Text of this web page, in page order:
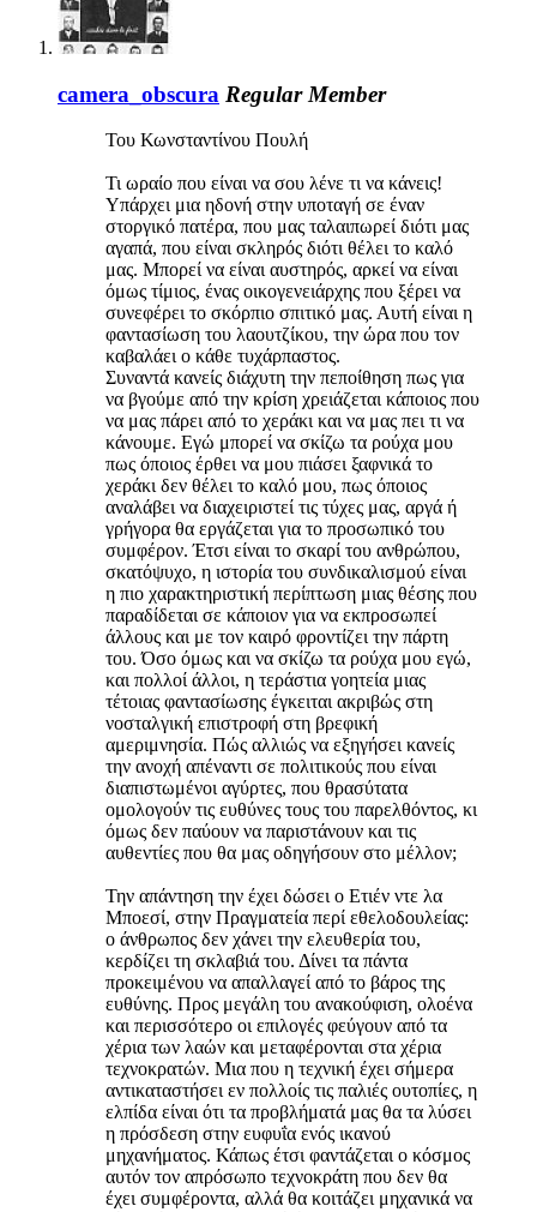
camera_obscura Regular Member
Του Κωνσταντίνου Πουλή
Τι ωραίο που είναι να σου λένε τι να κάνεις!
Υπάρχει μια ηδονή στην υποταγή σε έναν
στοργικό πατέρα, που μας ταλαιπωρεί διότι μας
αγαπά, που είναι σκληρός διότι θέλει το καλό
μας. Μπορεί να είναι αυστηρός, αρκεί να είναι
όμως τίμιος, ένας οικογενειάρχης που ξέρει να
συνεφέρει το σκόρπιο σπιτικό μας. Αυτή είναι η
φαντασίωση του λαουτζίκου, την ώρα που τον
καβαλάει ο κάθε τυχάρπαστος.
Συναντά κανείς διάχυτη την πεποίθηση πως για
να βγούμε από την κρίση χρειάζεται κάποιος που
να μας πάρει από το χεράκι και να μας πει τι να
κάνουμε. Εγώ μπορεί να σκίζω τα ρούχα μου
πως όποιος έρθει να μου πιάσει ξαφνικά το
χεράκι δεν θέλει το καλό μου, πως όποιος
αναλάβει να διαχειριστεί τις τύχες μας, αργά ή
γρήγορα θα εργάζεται για το προσωπικό του
συμφέρον. Έτσι είναι το σκαρί του ανθρώπου,
σκατόψυχο, η ιστορία του συνδικαλισμού είναι
η πιο χαρακτηριστική περίπτωση μιας θέσης που
παραδίδεται σε κάποιον για να εκπροσωπεί
άλλους και με τον καιρό φροντίζει την πάρτη
του. Όσο όμως και να σκίζω τα ρούχα μου εγώ,
και πολλοί άλλοι, η τεράστια γοητεία μιας
τέτοιας φαντασίωσης έγκειται ακριβώς στη
νοσταλγική επιστροφή στη βρεφική
αμεριμνησία. Πώς αλλιώς να εξηγήσει κανείς
την ανοχή απέναντι σε πολιτικούς που είναι
διαπιστωμένοι αγύρτες, που θρασύτατα
ομολογούν τις ευθύνες τους του παρελθόντος, κι
όμως δεν παύουν να παριστάνουν και τις
αυθεντίες που θα μας οδηγήσουν στο μέλλον;
Την απάντηση την έχει δώσει ο Ετιέν ντε λα
Μποεσί, στην Πραγματεία περί εθελοδουλείας:
ο άνθρωπος δεν χάνει την ελευθερία του,
κερδίζει τη σκλαβιά του. Δίνει τα πάντα
προκειμένου να απαλλαγεί από το βάρος της
ευθύνης. Προς μεγάλη του ανακούφιση, ολοένα
και περισσότερο οι επιλογές φεύγουν από τα
χέρια των λαών και μεταφέρονται στα χέρια
τεχνοκρατών. Μια που η τεχνική έχει σήμερα
αντικαταστήσει εν πολλοίς τις παλιές ουτοπίες, η
ελπίδα είναι ότι τα προβλήματά μας θα τα λύσει
η πρόσδεση στην ευφυΐα ενός ικανού
μηχανήματος. Κάπως έτσι φαντάζεται ο κόσμος
αυτόν τον απρόσωπο τεχνοκράτη που δεν θα
έχει συμφέροντα, αλλά θα κοιτάζει μηχανικά να